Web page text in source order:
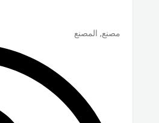
مصنع, المصنع